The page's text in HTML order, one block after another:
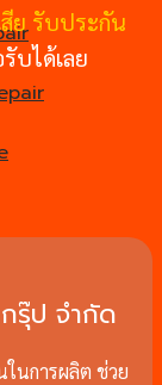
ย รับประกัน
บได้เลย
รุ๊ป จำกัด
นการผลิต ช่วย